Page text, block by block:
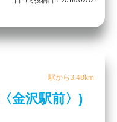
駅から3.48km
金沢駅前〉)